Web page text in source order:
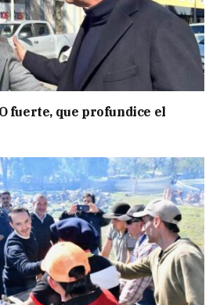
fuerte, que profundice el